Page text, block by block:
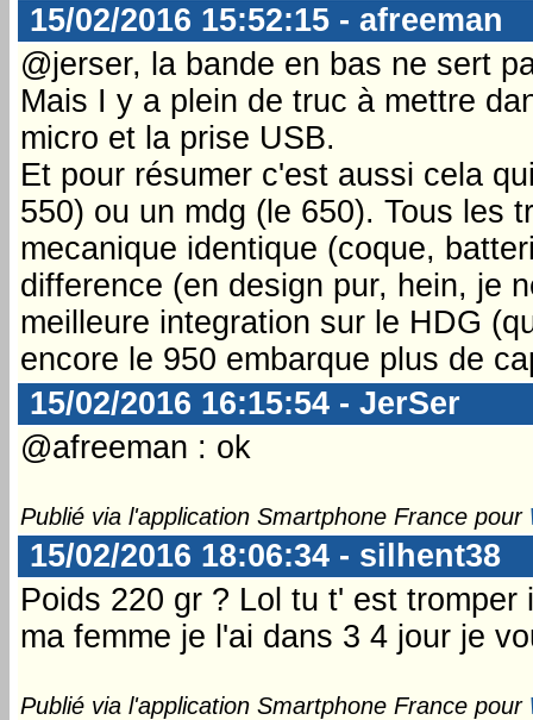
15/02/2016 15:52:15 - afreeman
@jerser, la bande en bas ne sert
Mais I y a plein de truc à mettre
micro et la prise USB.
Et pour résumer c'est aussi cela
550) ou un mdg (le 650). Tous les
mecanique identique (coque,
difference (en design pur, hein, je
meilleure integration sur le HDG
encore le 950 embarque plus de
15/02/2016 16:15:54 - JerSer
@afreeman : ok
Publié via l'application Smartphone France pour
15/02/2016 18:06:34 - silhent38
Poids 220 gr ? Lol tu t' est
ma femme je l'ai dans 3 4 jour je
Publié via l'application Smartphone France pour